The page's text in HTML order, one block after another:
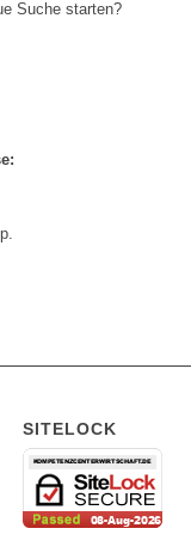
Suche starten?
SITELOCK